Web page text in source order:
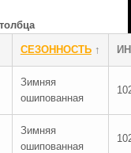
СЕЗОННОСТЬ↑
Зимняя
ошипованная
Зимняя
ошипованная